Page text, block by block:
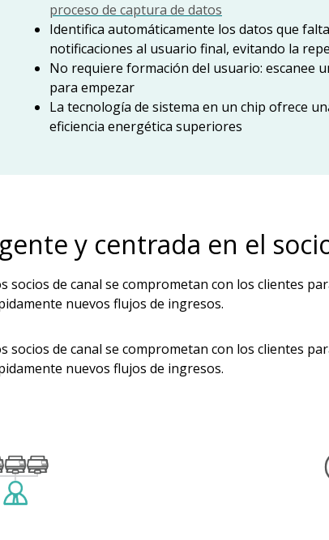
proceso de captura de datos
Identifica automáticamente los datos que
notificaciones al usuario final, evitando la
No requiere formación del usuario: escanee
para empezar
La tecnología de sistema en un chip ofrece
eficiencia energética superiores
y centrada en el
de canal se comprometan con los clientes
nuevos flujos de ingresos.
de canal se comprometan con los clientes
nuevos flujos de ingresos.